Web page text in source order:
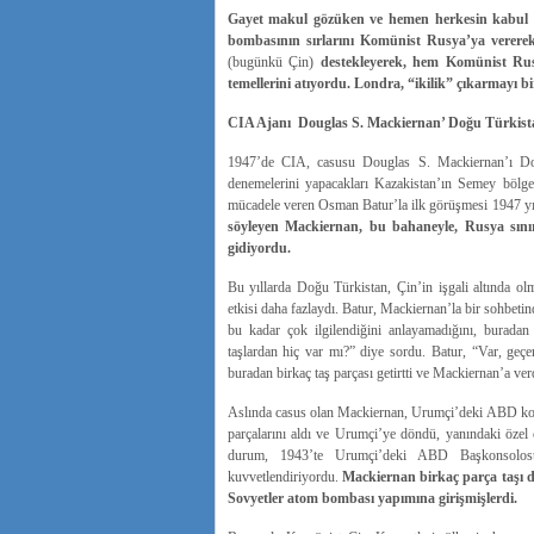
Gayet makul gözüken ve hemen herkesin
bombasının sırlarını Komünist Rusya’ya
(bugünkü Çin) destekleyerek, hem Komünist
temellerini atıyordu. Londra, “ikilik” çıkarmayı
CIA Ajanı Douglas S. Mackiernan’ Doğu
1947’de CIA, casusu Douglas S. Mackiernan’ı
denemelerini yapacakları Kazakistan’ın Semey
mücadele veren Osman Batur’la ilk görüşmesi 1947
söyleyen Mackiernan, bu bahaneyle, Rusya
gidiyordu.
Bu yıllarda Doğu Türkistan, Çin’in işgali altında
etkisi daha fazlaydı. Batur, Mackiernan’la bir
bu kadar çok ilgilendiğini anlayamadığını,
taşlardan hiç var mı?” diye sordu. Batur, “Var,
buradan birkaç taş parçası getirtti ve Mackiernan’a
Aslında casus olan Mackiernan, Urumçi’deki ABD
parçalarını aldı ve Urumçi’ye döndü, yanındaki
durum, 1943’te Urumçi’deki ABD
kuvvetlendiriyordu. Mackiernan birkaç parça taşı
Sovyetler atom bombası yapımına girişmişlerdi.